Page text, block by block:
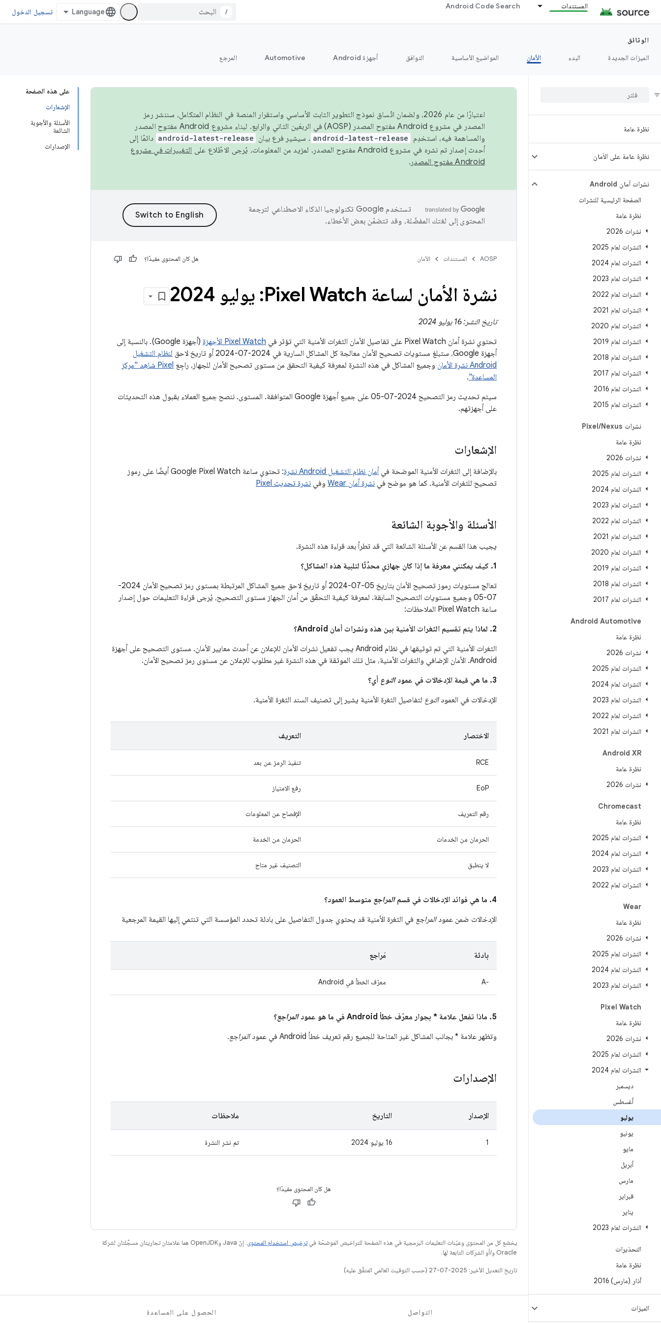
المستندات Android Code Search
/ تسجيل الدخول
الوثائق
الميزات الجديدة
البدء الأمان المواضيع الأساسية التوافق أجهزة Android Automotive المرجع
نظرة عامة
نظرة عامة على الأمان
نشرات أمان Android
الصفحة الرئيسية للنشرات
نظرة عامة
نشرات 2026
النشرات لعام 2025
النشرات لعام 2024
النشرات لعام 2023
النشرات لعام 2022
النشرات لعام 2021
النشرات لعام 2020
النشرات لعام 2019
النشرات لعام 2018
النشرات لعام 2017
النشرات لعام 2016
النشرات لعام 2015
نشرات Pixel /Nexus
نظرة عامة
نشرات 2026
النشرات لعام 2025
النشرات لعام 2024
النشرات لعام 2023
النشرات لعام 2022
النشرات لعام 2021
النشرات لعام 2020
النشرات لعام 2019
النشرات لعام 2018
النشرات لعام 2017
Android Automotive
نظرة عامة
نشرات 2026
النشرات لعام 2025
النشرات لعام 2024
النشرات لعام 2023
النشرات لعام 2022
النشرات لعام 2021
Android XR
نظرة عامة
نشرات 2026
Chromecast
نظرة عامة
النشرات لعام 2025
النشرات لعام 2024
النشرات لعام 2023
النشرات لعام 2022
Wear
نظرة عامة
نشرات 2026
النشرات لعام 2025
النشرات لعام 2024
النشرات لعام 2023
Pixel Watch
نظرة عامة
نشرات 2026
النشرات لعام 2025
النشرات لعام 2024
ديسمبر
أغسطس
يوليو
يونيو
مايو
أبريل
مارس
فبراير
يناير
النشرات لعام 2023
التحذيرات
نظرة عامة
آذار (مارس) 2016
الميزات
على هذه الصفحة
الإشعارات
الأسئلة والأجوبة
الشائعة
الإصدارات
اعتبارًا من عام 2026، ولضمان اتّساق نموذج التطوير الثابت الأساسي واستقرار المنصة في النظام المتكامل، سننشر رمز
المصدر في مشروع Android مفتوح المصدر (AOSP) في الربعَين الثاني والرابع. لبناء مشروع Android مفتوح المصدر
والمساهمة فيه، استخدِم
android-latest-release . سيشير فرع بيان android-latest-release دائمًا إلى
أحدث إصدار تم نشره في مشروع Android مفتوح المصدر. لمزيد من المعلومات، يُرجى الاطّلاع على
التغييرات في مشروع
Android مفتوح المصدر
.
تستخدم Google تكنولوجيا الذكاء الاصطناعي لترجمة
المحتوى إلى لغتك المفضّلة، وقد تتضمّن بعض الأخطاء.
AOSP المستندات الأمان هل كان المحتوى مفيدًا؟
نشرة الأمان لساعة Pixel Watch: يوليو 2024
تاريخ النشر: 16 يوليو 2024
تحتوي نشرة أمان Pixel Watch على تفاصيل الأمان الثغرات الأمنية التي تؤثر في
Pixel Watch الأجهزة
(أجهزة Google). بالنسبة إلى
أجهزة Google، ستبلغ مستويات تصحيح الأمان معالجة كل المشاكل السارية في 2024-07-2024 أو تاريخ لاحق
لنظام التشغيل
Android نشرة الأمان
وجميع المشاكل في هذه النشرة لمعرفة كيفية التحقق من مستوى تصحيح الأمان للجهاز، راجِع
Pixel شاهِد "مركز
المساعدة".
سيتم تحديث رمز التصحيح 2024-07-05 على جميع أجهزة Google المتوافقة. المستوى. ننصح جميع العملاء بقبول هذه التحديثات
على أجهزتهم.
الإشعارات
بالإضافة إلى الثغرات الأمنية الموضحة في أمان نظام التشغيل Android نشرة
: تحتوي ساعة Google Pixel Watch أيضًا على رموز
تصحيح للثغرات الأمنية. كما هو موضح في نشرة أمان Wear وفي نشرة تحديث Pixel
الأسئلة والأجوبة الشائعة
يجيب هذا القسم عن الأسئلة الشائعة التي قد تطرأ بعد قراءة هذه النشرة.
1. كيف يمكنني معرفة ما إذا كان جهازي محدَّثًا لتلبية هذه المشاكل؟
تعالج مستويات رموز تصحيح الأمان بتاريخ 05-07-2024 أو تاريخ لاحق جميع المشاكل المرتبطة بمستوى رمز تصحيح الأمان 2024-
07-05 وجميع مستويات التصحيح السابقة. لمعرفة كيفية التحقّق من أمان الجهاز مستوى التصحيح، يُرجى قراءة التعليمات حول إصدار
ساعة Pixel Watch الملاحظات:
2. لماذا يتم تقسيم الثغرات الأمنية بين هذه ونشرات أمان Android؟
الثغرات الأمنية التي تم توثيقها في نظام Android يجب تفعيل نشرات الأمان للإعلان عن أحدث معايير الأمان. مستوى التصحيح على أجهزة
Android. الأمان الإضافي والثغرات الأمنية، مثل تلك الموثقة في هذه النشرة غير مطلوب للإعلان عن مستوى رمز تصحيح الأمان.
3. ما هي قيمة الإدخالات في عمود
النوع أي؟
الإدخالات في العمودالنوع لتفاصيل الثغرة الأمنية يشير إلى تصنيف السند الثغرة الأمنية.
الاختصار التعريف
RCE تنفيذ الرمز عن بعد
EoP رفع الامتياز
رقم التعريف الإفصاح عن المعلومات
الحرمان من الخدمات الحرمان من الخدمة
لا ينطبق التصنيف غير متاح
‫4. ما هي فوائد الإدخالات في قسم المراجع متوسط العمود؟
الإدخالات ضمن عمودالمراجع في الثغرة الأمنية قد يحتوي جدول التفاصيل على بادئة تحدد المؤسسة التي تنتمي إليها القيمة المرجعية
بادئة مَراجع
A-‎ معرّف الخطأ في Android
‫5. ماذا تفعل علامة * بجوار معرّف خطأ Android في ما هو عمود المراجع؟
وتظهر علامة * بجانب المشاكل غير المتاحة للجميع رقم تعريف خطأ Android في عمود
المراجع.
الإصدارات
الإصدار التاريخ ملاحظات
1 16 يوليو 2024 تم نشر النشرة
هل كان المحتوى مفيدًا؟
يخضع كل من المحتوى وعيّنات التعليمات البرمجية في هذه الصفحة للتراخيص الموضحّة فيترخيص استخدام المحتوى
. إنّ Java وOpenJDK هما علامتان تجاريتان مسجَّلتان لشركة
Oracle و/أو الشركات التابعة لها.
تاريخ التعديل الأخير: 2025-07-27 (حسب التوقيت العالمي المتفَّق عليه)
الإصدار التواصل الحصول على المساعدة